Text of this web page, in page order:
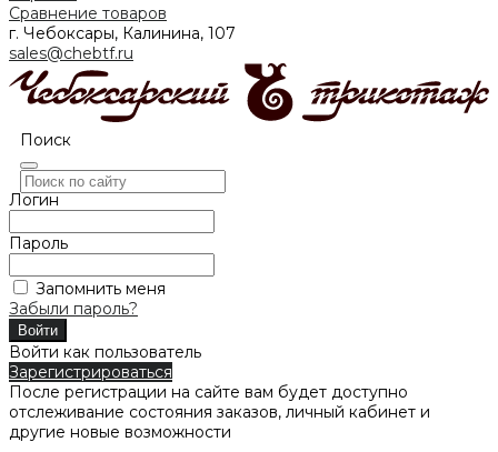
Сравнение товаров
г. Чебоксары, Калинина, 107
sales@chebtf.ru
Поиск
Логин
Пароль
Запомнить меня
Забыли пароль?
Войти как пользователь
Зарегистрироваться
После регистрации на сайте вам будет доступно
отслеживание состояния заказов, личный кабинет и
другие новые возможности